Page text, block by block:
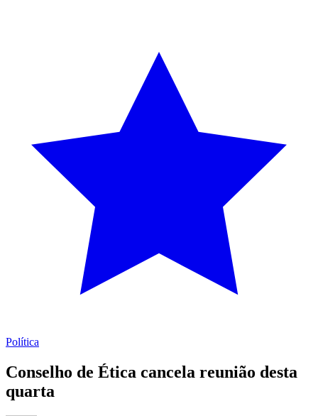
Política
Conselho de Ética cancela reunião desta
quarta